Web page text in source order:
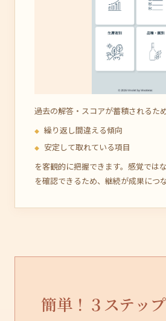
過去の解答・スコアが蓄積されるため
繰り返し間違える傾向
安定して取れている項目
を客観的に把握できます。感覚では
を確認できるため、継続が成果につ
簡単！３ステッ